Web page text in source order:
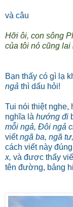
và câu
Hỡi ôi, con sông
của tôi nó cũng lai
Bạn thấy có gì lạ
ngả thì dấu hỏi!
Tui nói thiệt nghe,
nghĩa là hướng đi
mỗi ngả, Đôi ngả
viếtngã ba, ngã
cách viết này
x, và được thấy
tên đường, bảng